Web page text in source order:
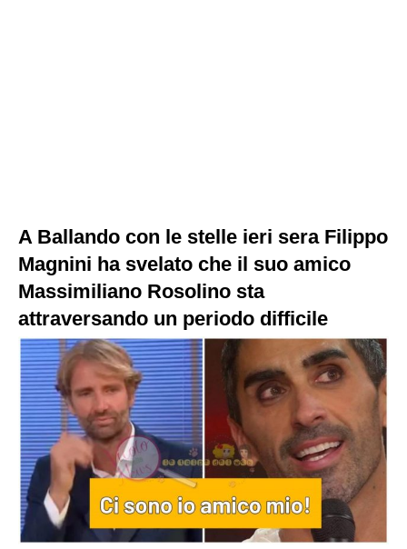
A Ballando con le stelle ieri sera Filippo
Magnini ha svelato che il suo amico
Massimiliano Rosolino sta
attraversando un periodo difficile